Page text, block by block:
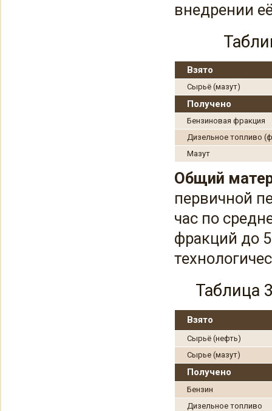
внедрении
Взято
Сырьё (мазут)
Получено
Бензиновая фракция
Дизельное топливо
Мазут
Общий
первичной
час по
фракций до
Таблица
Взято
Сырьё (нефть)
Сырье (мазут)
Получено
Бензин
Дизельное топливо